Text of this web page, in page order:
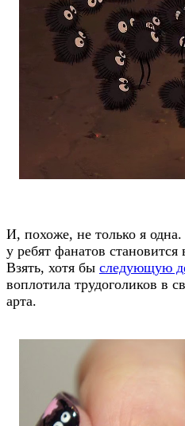
И, похоже, не только я
у ребят фанатов
Взять, хотя бы следующую
воплотила трудоголиков в
арта.